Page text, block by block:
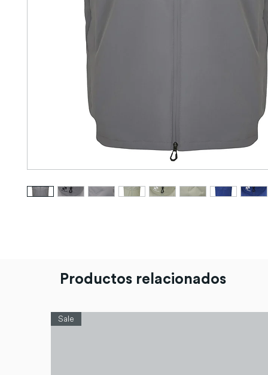
Productos relacionados
Sale